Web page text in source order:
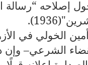
إصلاحه “رسالة
1936
).
الخولي في
الشرعي– وإن